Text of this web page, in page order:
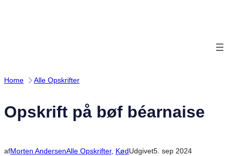
Home Alle Opskrifter
Opskrift på bøf béarnaise
afMorten AndersenAlle Opskrifter, KødUdgivet5. sep 2024